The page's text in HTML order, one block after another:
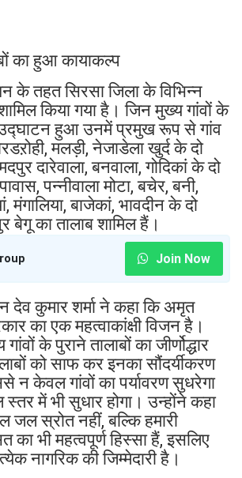
का हुआ कायाकल्प
के तहत सिरसा जिला के विभिन्न
किया गया है। जिन मुख्य गांवों के
हुआ उनमें प्रमुख रूप से गांव
मलड़ी, नेजाडेला खुर्द के दो
दारेवाला, बनवाला, गोदिकां के दो
पन्नीवाला मोटा, बचेर, बनी,
मंगालिया, बाजेकां, भावदीन के दो
बेगू का तालाब शामिल हैं।
Join Now
देव कुमार शर्मा ने कहा कि अमृत
का एक महत्वाकांक्षी विजन है।
के पुराने तालाबों का जीर्णोद्धार
को साफ कर इनका सौंदर्यीकरण
न केवल गांवों का पर्यावरण सुधरेगा
में भी सुधार होगा। उन्होंने कहा
जल स्रोत नहीं, बल्कि हमारी
का भी महत्वपूर्ण हिस्सा हैं, इसलिए
नागरिक की जिम्मेदारी है।